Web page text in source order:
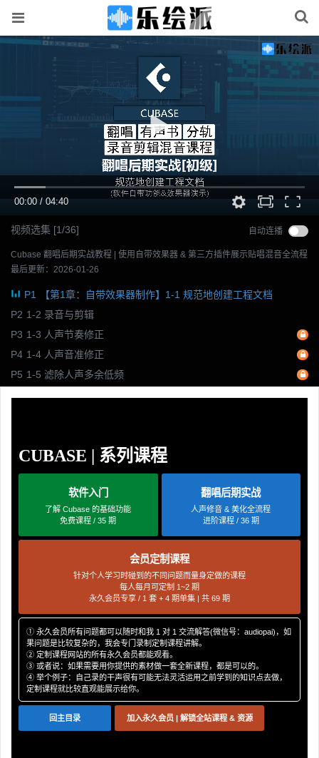
00:00 / 04:40
视频选集 [1/36] 自动连播
Cubase 翻唱后期实战教程 | 使用自带效果器 & 第三方插件展示贴唱混音全流程
最后更新：2026-01-26
P1
【第1章：自带效果器制作】1-1 规范地创建工程文档
P2 1-2 录音与剪辑
P3 1-3 人声节奏修正
P4 1-4 人声音准修正
P5 1-5 滤除人声多余低频
P9 1-9 使用预设快速建立混响效果
P10 1-10 建立人声延迟效果
1-11 重新调整细节
1-12 人声音量自动化调整
P13 1-13 混响与延迟的自动化调整
1-15 导出及课程总结
【第2章：第三方插件制作】2-1人声音准修正 (Auto-Tune)
P17 2-2 人声节奏修正 (Auto-Tune)
P18 2-3 动态EQ滤除多余频段 (Fabfilter)
P19 2-4 智能抑制共振点 (Soothe 2)
P20 2-5 控制人声动态 (串联压缩) (Waves)
P21 2-6 塑造人声音色 (Waves)
2-7 衰弱人声唇齿音 (Fabfilter)
P23 2-8 人声的多段压缩 (Fabfilter)
CUBASE | 系列课程
软件入门
了解 Cubase 的基础功能
免费课程 / 35 期
翻唱后期实战
人声修音 & 美化全流程
进阶课程 / 36 期
会员定制课程
针对个人学习时碰到的不同问题而量身定做的课程
每人每月可定制 1~2 期
永久会员专享 / 1 套 + 4 期单集 | 共 69 期
① 永久会员所有问题都可以随时和我 1 对 1 交流解答(微信号：audiopai)，如
果问题是比较复杂的，我会专门录制定制课程讲解。
② 定制课程网站的所有永久会员都能观看。
③ 或者说：如果需要用你提供的素材做一套全新课程，都是可以的。
④ 举个例子：自己录的干声很有可能无法灵活运用之前学到的知识点去做，
定制课程就比较直观能展示给你。
回主目录 加入永久会员 | 解锁全站课程 & 资源